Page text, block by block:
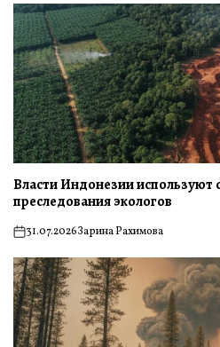
Власти Индонезии используют
преследования экологов
on31.07.2026Зарина Рахимова